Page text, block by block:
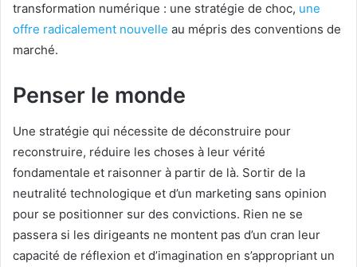
transformation numérique : une stratégie de choc, une
offre radicalement nouvelle au mépris des conventions de
marché.
Penser le monde
Une stratégie qui nécessite de déconstruire pour
reconstruire, réduire les choses à leur vérité
fondamentale et raisonner à partir de là. Sortir de la
neutralité technologique et d’un marketing sans opinion
pour se positionner sur des convictions. Rien ne se
passera si les dirigeants ne montent pas d’un cran leur
capacité de réflexion et d’imagination en s’appropriant un